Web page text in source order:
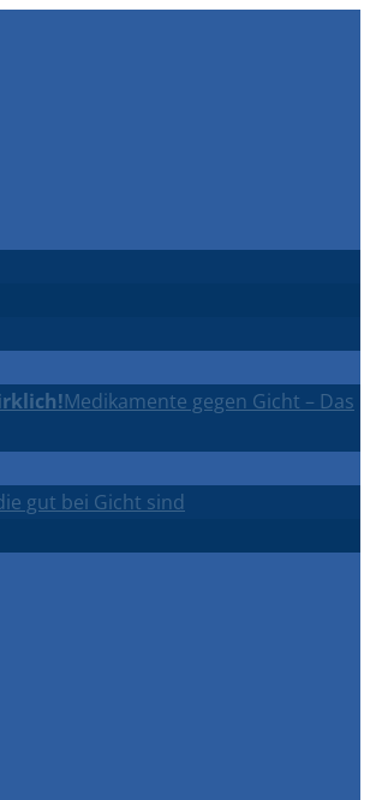
Medikamente gegen Gicht – Das
gut bei Gicht sind